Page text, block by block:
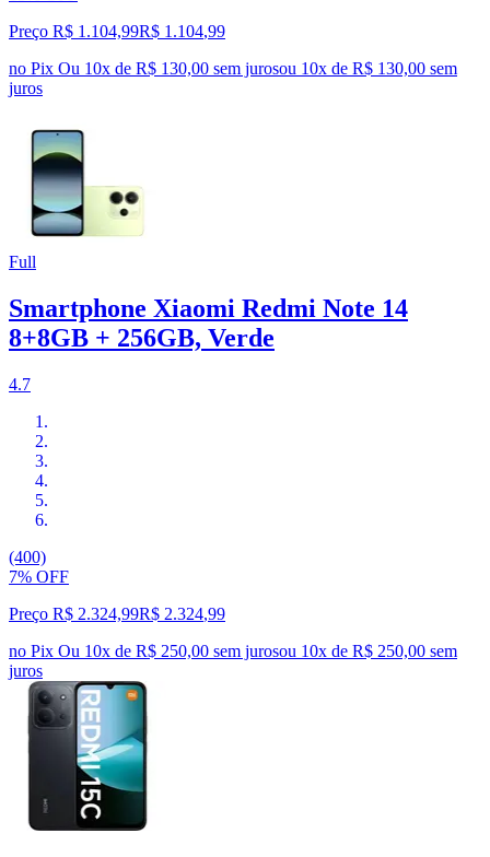
Preço R$ 1.104,99R$ 1.104,99
no Pix Ou 10x de R$ 130,00 sem jurosou 10x de R$ 130,00 sem
juros
Full
Smartphone Xiaomi Redmi Note 14
8+8GB + 256GB, Verde
4.7
(400)
7% OFF
Preço R$ 2.324,99R$ 2.324,99
no Pix Ou 10x de R$ 250,00 sem jurosou 10x de R$ 250,00 sem
juros